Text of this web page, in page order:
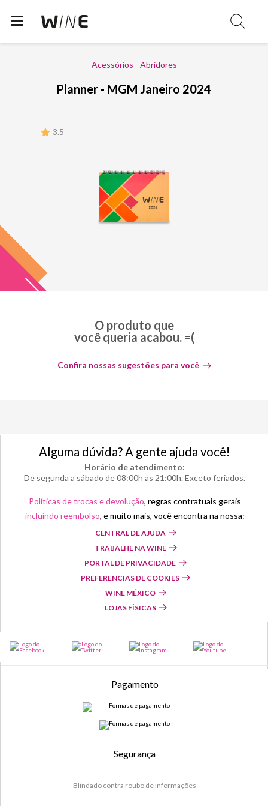
Acessórios - Abridores
Planner - MGM Janeiro 2024
3.5
O produto que
você queria acabou. =(
Confira nossas sugestões para você
Alguma dúvida? A gente ajuda você!
Horário de atendimento:
De segunda a sábado de 08:00h as 21:00h. Exceto feriados.
Políticas de trocas e devolução, regras contratuais gerais
incluindo reembolso, e muito mais, você encontra na nossa:
CENTRAL DE AJUDA
TRABALHE NA WINE
PORTAL DE PRIVACIDADE
PREFERÊNCIAS DE COOKIES
WINE MÉXICO
LOJAS FÍSICAS
Pagamento
Segurança
Blindado contra roubo de informações